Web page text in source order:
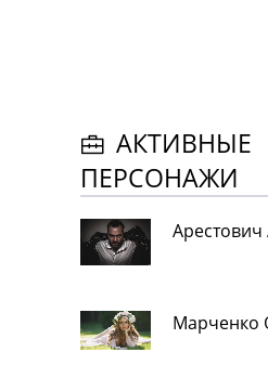
АКТИВНЫЕ
ПЕРСОНАЖИ
Марченко